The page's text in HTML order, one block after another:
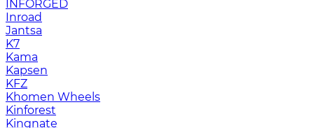
INFORGED
Inroad
Jantsa
K7
Kama
Kapsen
KFZ
Khomen Wheels
Kinforest
Kingnate